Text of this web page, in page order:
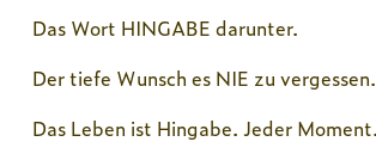
Das Wort HINGABE darunter.
Der tiefe Wunsch es NIE zu vergessen.
Das Leben ist Hingabe. Jeder Moment.